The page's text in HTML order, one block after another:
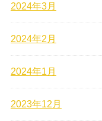
2024年3月
2024年2月
2024年1月
2023年12月